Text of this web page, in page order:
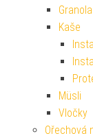
Granola
Kaše
Müsli
Vločky
Ořechová